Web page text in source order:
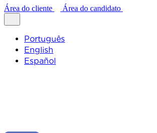
Área do cliente Área do candidato
Português
English
Español